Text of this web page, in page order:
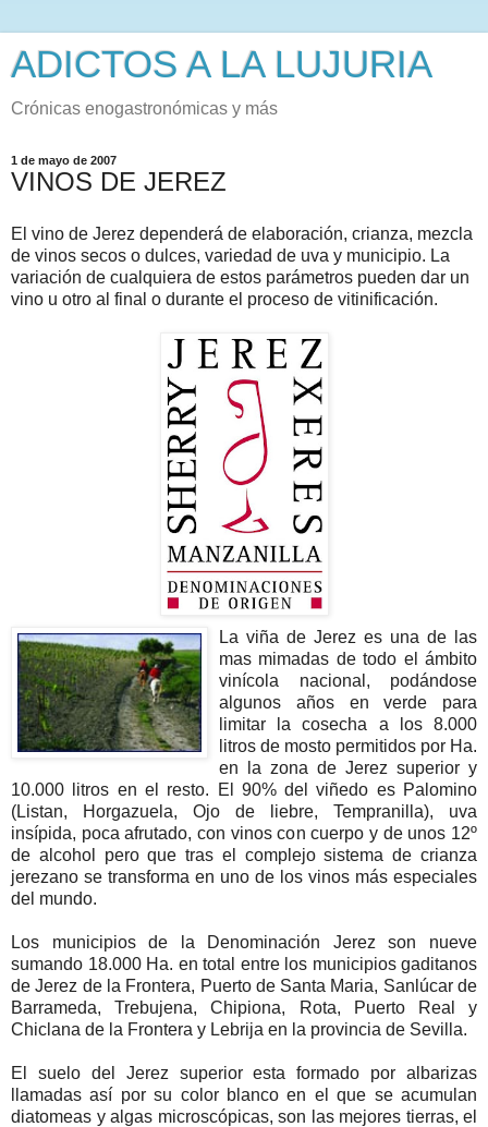
ADICTOS A LA LUJURIA
Crónicas enogastronómicas y más
1 de mayo de 2007
VINOS DE JEREZ
El vino de Jerez dependerá de elaboración, crianza, mezcla
de vinos secos o dulces, variedad de uva y municipio. La
variación de cualquiera de estos parámetros pueden dar un
vino u otro al final o durante el proceso de vitinificación.
La viña de Jerez es una de las
mas mimadas de todo el ámbito
vinícola nacional, podándose
algunos años en verde para
limitar la cosecha a los 8.000
litros de mosto permitidos por Ha.
en la zona de Jerez superior y
10.000 litros en el resto. El 90% del viñedo es Palomino
(Listan, Horgazuela, Ojo de liebre, Tempranilla), uva
insípida, poca afrutado, con vinos con cuerpo y de unos 12º
de alcohol pero que tras el complejo sistema de crianza
jerezano se transforma en uno de los vinos más especiales
del mundo.
Los municipios de la Denominación Jerez son nueve
sumando 18.000 Ha. en total entre los municipios gaditanos
de Jerez de la Frontera, Puerto de Santa Maria, Sanlúcar de
Barrameda, Trebujena, Chipiona, Rota, Puerto Real y
Chiclana de la Frontera y Lebrija en la provincia de Sevilla.
El suelo del Jerez superior esta formado por albarizas
llamadas así por su color blanco en el que se acumulan
diatomeas y algas microscópicas, son las mejores tierras, el